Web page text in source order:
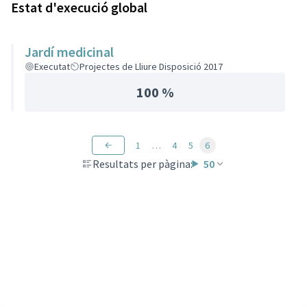
Estat d'execució global
Jardí medicinal
Executat Projectes de Lliure Disposició 2017
100 %
Resultats per pàgina: 50
1 … 4 5 6